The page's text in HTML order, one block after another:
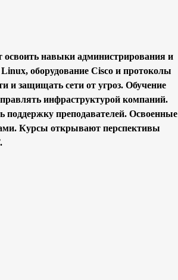
навыки администрирования и
оборудование Cisco и протоколы
и защищать сети от угроз. Обучение
инфраструктурой компаний.
поддержку преподавателей. Освоенные
Курсы открывают перспективы